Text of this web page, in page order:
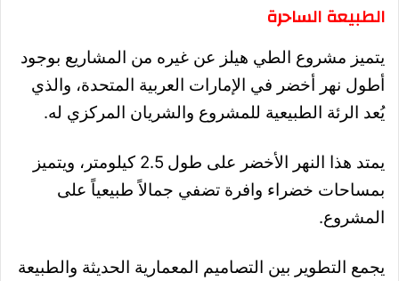
الطبيعة الساحرة
يتميز مشروع الطي هيلز عن غيره من المشاريع بوجود
أطول نهر أخضر في الإمارات العربية المتحدة، والذي
يُعد الرئة الطبيعية للمشروع والشريان المركزي له.
يمتد هذا النهر الأخضر على طول 2.5 كيلومتر، ويتميز
بمساحات خضراء وافرة تضفي جمالاً طبيعياً على
المشروع.
يجمع التطوير بين التصاميم المعمارية الحديثة والطبيعة